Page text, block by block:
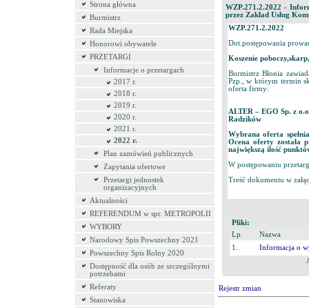
Strona główna
Burmistrz
Rada Miejska
Honorowi obywatele
PRZETARGI
Informacje o przetargach
2017 r.
2018 r.
2019 r.
2020 r.
2021 r.
2022 r.
Plan zamówień publicznych
Zapytania ofertowe
Przetargi jednostek
organizacyjnych
Aktualności
REFERENDUM w spr. METROPOLII
WYBORY
Narodowy Spis Powszechny 2021
Powszechny Spis Rolny 2020
Dostępność dla osób ze szczególnymi
potrzebami
Referaty
Stanowiska
WZP.271.2.2022 -
przez Zakład Usług
WZP.271.2.2022
Dot.postępowania
Koszenie
Burmistrz Błonia
Pzp., w którym termin
oferta firmy:
ALTER – EGO Sp. z
Radzików
Wybrana oferta
Ocena oferty została
największą ilość
​W postępowaniu
Treść dokumentu w
Pliki:
Lp.
Nazwa
1.
Informacja o
Rejestr zmian